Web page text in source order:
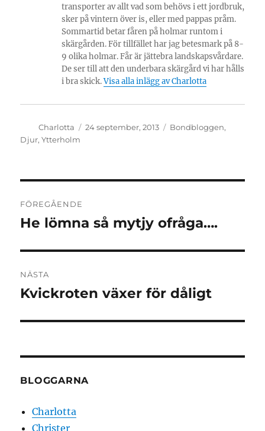
transporter av allt vad som behövs i ett jordbruk,
sker på vintern över is, eller med pappas pråm.
Sommartid betar fåren på holmar runtom i
skärgården. För tillfället har jag betesmark på 8-
9 olika holmar. Får är jättebra landskapsvårdare.
De ser till att den underbara skärgård vi har hålls
i bra skick.Visa alla inlägg av Charlotta
Författare
Charlotta
Publicerat
24 september, 2013 Kategorier
Bondbloggen,
Djur,Ytterholm
FÖREGÅENDE
Föregående
He lömna så mytjy ofråga….
NÄSTA
Nästa
Kvickroten växer för dåligt
BLOGGARNA
Charlotta
Christer